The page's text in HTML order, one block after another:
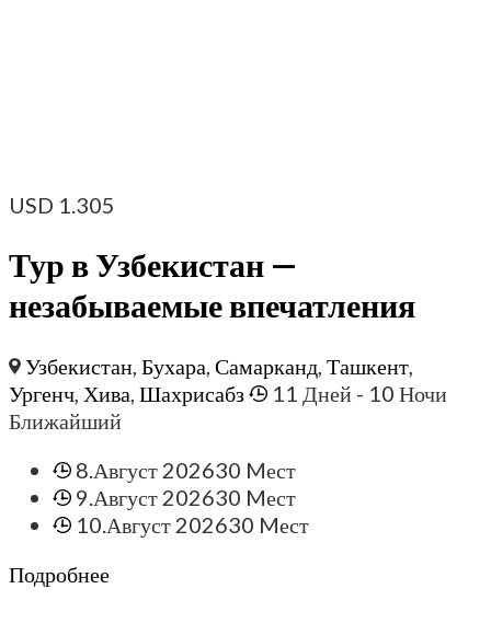
USD 1.305
Тур в Узбекистан —
незабываемые впечатления
Узбекистан,Бухара,Самарканд,Ташкент,
Ургенч, Хива, Шахрисабз 11 Дней - 10 Ночи
Ближайший
8.Август 202630 Mест
9.Август 202630 Mест
10.Август 202630 Mест
Подробнее